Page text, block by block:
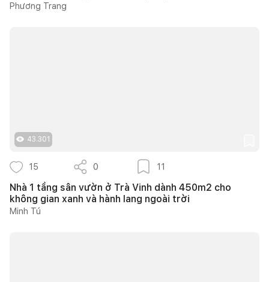
Phương Trang
43.301
15 0 11
Nhà 1 tầng sân vườn ở Trà Vinh dành 450m2 cho
không gian xanh và hành lang ngoài trời
Minh Tú